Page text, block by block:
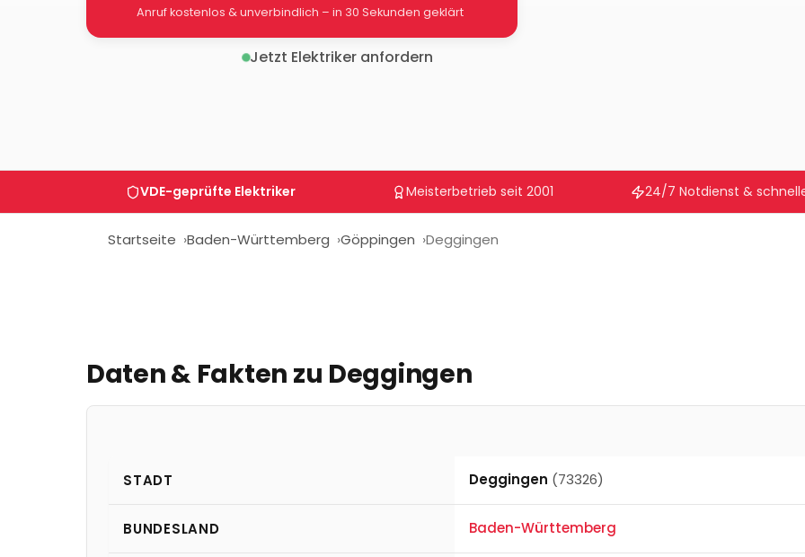
Anruf kostenlos & unverbindlich – in 30 Sekunden geklärt
Jetzt Elektriker anfordern
VDE-geprüfte Elektriker Meisterbetrieb seit 2001 24/7 Notdienst &
Startseite Baden-Württemberg Göppingen Deggingen
Daten & Fakten zu Deggingen
STADT Deggingen (73326)
BUNDESLAND Baden-Württemberg